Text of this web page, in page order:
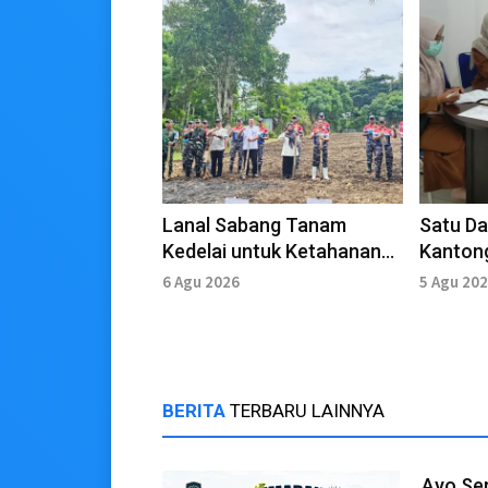
Lanal Sabang Tanam
Kedelai untuk Ketahanan
Pangan
6 Agu 2026
Satu
5 Agu
BERITA TERBARU LAINNYA